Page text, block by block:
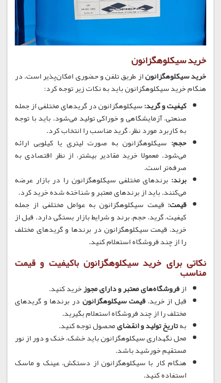
خرید سیکلوهگزانون
خرید سیکلوهگزانوناز طریق تلفن و حضوری امکان‌پذیر است. در
هنگام خرید سیکلوهگزانون باید به نکات زیر توجه کرد:
کیفیت و گرید:سیکلوهگزانون در گریدهای مختلفی از جمله
صنعتی، آزمایشگاهی و خوراکی تولید می‌شود. باید با توجه
به کاربرد مورد نظر، گرید مناسب را انتخاب کرد.
حجم: سیکلوهگزانون به صورت لیتری یا کیلویی ارائه
می‌شود. معمولا خرید مقادیر بیشتر، از نظر اقتصادی به
صرفه‌تر است.
برند: برندهای مختلفی سیکلوهگزانون را در بازار عرضه
می‌کنند. باید از برندهای معتبر و شناخته شده خرید کرد.
قیمت: قیمت سیکلوهگزانون به عوامل مختلفی از جمله
کیفیت، گرید، حجم، برند و شرایط بازار بستگی دارد. قبل از
خرید، قیمت سیکلوهگزانون در برندها و گریدهای مختلف
را از چند فروشگاه استعلام کنید.
نکاتی برای خرید سیکلوهگزانون باکیفیت و قیمت
مناسب
ازفروشگاه‌های معتبر و دارای مجوزخرید کنید.
قبل از خرید،قیمت سیکلوهگزانون در برندها و گریدهای
مختلف را از چند فروشگاه استعلام بگیرید.
بهتاریخ تولید و انقضایمحصول توجه کنید.
محل نگهداری سیکلوهگزانون باید خشک، خنک و دور از نور
مستقیم خورشید باشد.
هنگام کار با سیکلوهگزانون از دستکش، عینک و ماسک
استفاده کنید.